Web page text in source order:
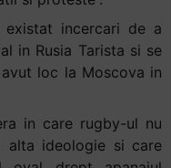
incercari de a
in Rusia Tarista si se
loc la Moscova in
in care rugby-ul nu
ideologie si care